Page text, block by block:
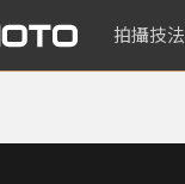
拍攝技法